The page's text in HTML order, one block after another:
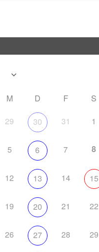
M D F S
29 30 31 1
5 6 7 8
12 13 14 15
19 20 21 22
26 27 28 29